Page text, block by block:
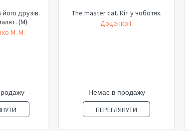
друзів.
(М)
М. М.
The master cat. Кіт у чоботях.
Доценко І.
Немає в продажу
ПЕРЕГЛЯНУТИ